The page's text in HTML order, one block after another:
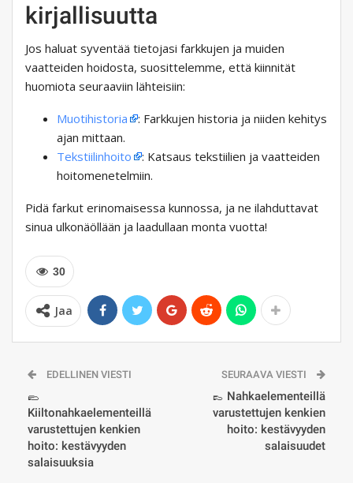
kirjallisuutta
Jos haluat syventää tietojasi farkkujen ja muiden
vaatteiden hoidosta, suosittelemme, että kiinnität
huomiota seuraaviin lähteisiin:
Muotihistoria
: Farkkujen historia ja niiden kehitys
ajan mittaan.
Tekstiilinhoito
: Katsaus tekstiilien ja vaatteiden
hoitomenetelmiin.
Pidä farkut erinomaisessa kunnossa, ja ne ilahduttavat
sinua ulkonäöllään ja laadullaan monta vuotta!
30
Jaa
EDELLINEN VIESTI
🥿
Kiiltonahkaelementeillä
varustettujen kenkien
hoito: kestävyyden
salaisuuksia
SEURAAVA VIESTI
👞 Nahkaelementeillä
varustettujen kenkien
hoito: kestävyyden
salaisuudet